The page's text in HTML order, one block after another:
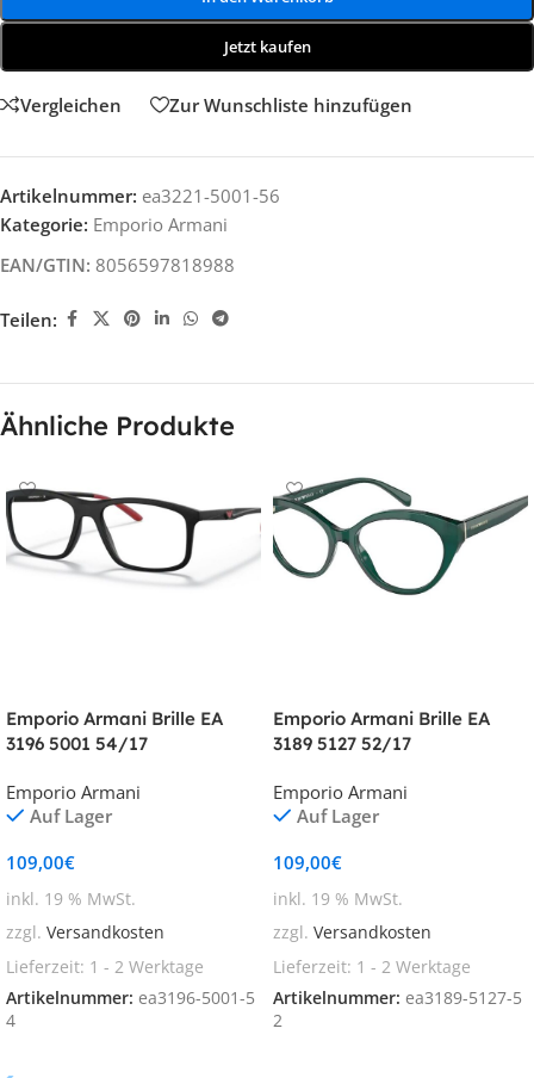
Jetzt kaufen
Vergleichen Zur Wunschliste hinzufügen
Artikelnummer: ea3221-5001-56
Kategorie: Emporio Armani
EAN/GTIN: 8056597818988
Teilen:
Ähnliche Produkte
Emporio Armani Brille EA
3196 5001 54/17
Emporio Armani
Auf Lager
109,00€
inkl. 19 % MwSt.
zzgl. Versandkosten
Lieferzeit: 1 - 2 Werktage
Artikelnummer: ea3196-5001-5
4
Emporio Armani Brille EA
3189 5127 52/17
Emporio Armani
Auf Lager
109,00€
inkl. 19 % MwSt.
zzgl. Versandkosten
Lieferzeit: 1 - 2 Werktage
Artikelnummer: ea3189-5127-5
2